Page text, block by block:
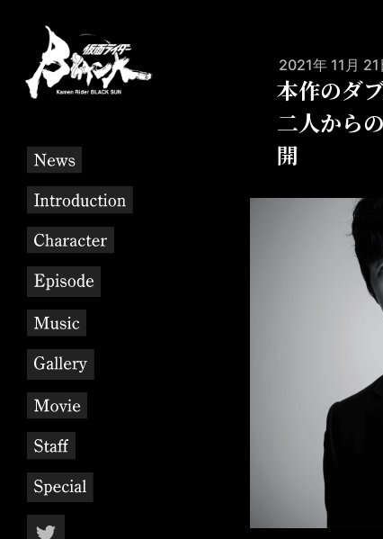
本作のダ
二人から
開
2021年 11月 21